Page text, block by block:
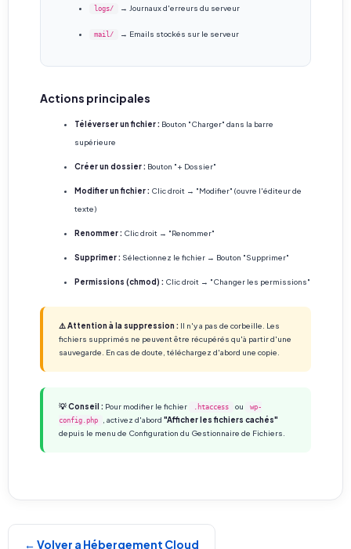
logs/ → Journaux d'erreurs du serveur
mail/ → Emails stockés sur le serveur
Actions principales
Téléverser un fichier : Bouton "Charger" dans la barre
supérieure
Créer un dossier : Bouton "+ Dossier"
Modifier un fichier : Clic droit → "Modifier" (ouvre l'éditeur de
texte)
Renommer : Clic droit → "Renommer"
Supprimer : Sélectionnez le fichier → Bouton "Supprimer"
Permissions (chmod) : Clic droit → "Changer les permissions"
⚠️ Attention à la suppression : Il n'y a pas de corbeille. Les
fichiers supprimés ne peuvent être récupérés qu'à partir d'une
sauvegarde. En cas de doute, téléchargez d'abord une copie.
💡 Conseil : Pour modifier le fichier .htaccess ou
wp-
config.php
, activez d'abord "Afficher les fichiers cachés"
depuis le menu de Configuration du Gestionnaire de Fichiers.
← Volver a Hébergement Cloud